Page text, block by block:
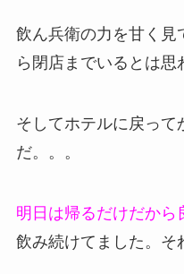
飲ん兵衛の力を甘く見
ら閉店までいるとは思
そしてホテルに戻って
だ。。。
明日は帰るだけだから
飲み続けてました。そ